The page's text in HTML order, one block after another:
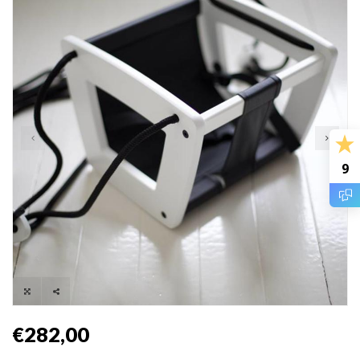
9
€282,00